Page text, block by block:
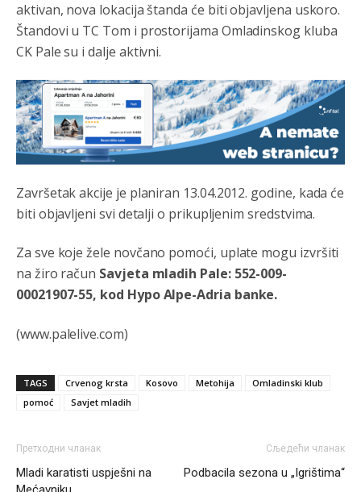
aktivan, nova lokacija štanda će biti objavljena uskoro.
Štandovi u TC Tom i prostorijama Omladinskog kluba
CK Pale su i dalje aktivni.
Završetak akcije je planiran 13.04.2012. godine, kada će
biti objavljeni svi detalji o prikupljenim sredstvima.
Za sve koje žele novčano pomoći, uplate mogu izvršiti
na žiro račun Savjeta mladih Pale: 552-009-
00021907-55, kod Hypo Alpe-Adria banke.
(www.palelive.com)
TAGS Crvenog krsta Kosovo Metohija
Omladinski klub
pomoć
Savjet mladih
Претходни чланак
Mladi karatisti uspješni na
Сљедећи чланак
Podbacila sezona u „Igrištima“
5:39
nije mujo turcin, mujo ue bendasr
Анонимно2806721 6:37
Možete sebi umisliti da je i Kosovo dio Srbije al
nije...probajte ući bez
pasosa.Takoirs.Umislili ste da
ste nebeski narod
АМЕРИКАНЦИ ДО КРАЈА ГОДИНЕ ОДЛАЗЕ СА
КОСОВА
Анонимно2806773 6:59
Затвара се и база Бондстил, у којој је лета 1999.
године било чак 7.000 војника.
Анонимно2806773
7:05
Анонимно2806721
Promjeni dilera